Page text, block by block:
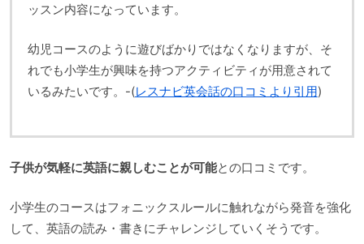
ッスン内容になっています。
幼児コースのように遊びばかりではなくなりますが、そ
れでも小学生が興味を持つアクティビティが用意されて
いるみたいです。-(レスナビ英会話の口コミより引用)
子供が気軽に英語に親しむことが可能との口コミです。
小学生のコースはフォニックスルールに触れながら発音を強化
して、英語の読み・書きにチャレンジしていくそうです。